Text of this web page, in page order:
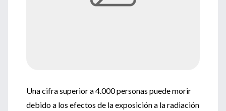
Una cifra superior a 4.000 personas puede morir
debido a los efectos de la exposición a la radiación